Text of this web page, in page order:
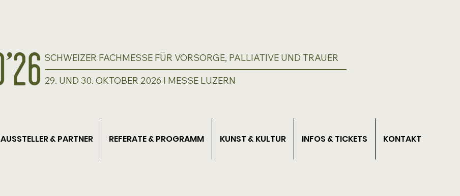
SCHWEIZER FACHMESSE FÜR VORSORGE, PALLIATIVE UND TRAUER
29. UND 30. OKTOBER 2026 I MESSE LUZERN
AUSSTELLER & PARTNER REFERATE & PROGRAMM KUNST & KULTUR INFOS & TICKETS KONTAKT